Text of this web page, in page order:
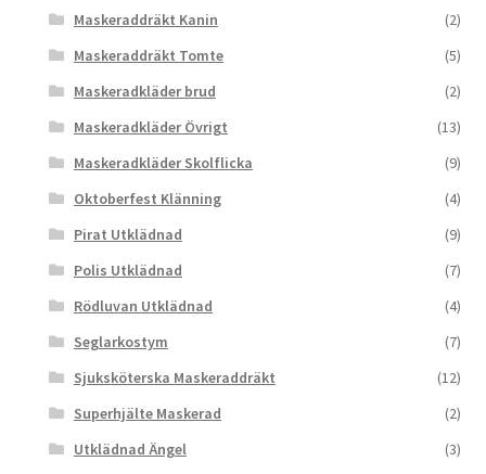
Maskeraddräkt Kanin
(2)
Maskeraddräkt Tomte
(5)
Maskeradkläder brud
(2)
Maskeradkläder Övrigt
(13)
Maskeradkläder Skolflicka
(9)
Oktoberfest Klänning
(4)
Pirat Utklädnad
(9)
Polis Utklädnad
(7)
Rödluvan Utklädnad
(4)
Seglarkostym
(7)
Sjuksköterska Maskeraddräkt
(12)
Superhjälte Maskerad
(2)
Utklädnad Ängel
(3)